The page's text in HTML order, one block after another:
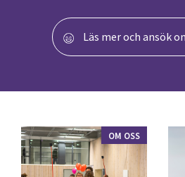
Läs mer och ansök
OM OSS